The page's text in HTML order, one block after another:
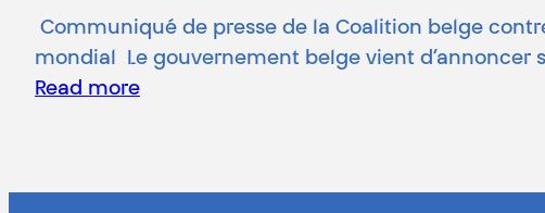
Communiqué de presse de la Coalition belge
mondial Le gouvernement belge vient d’annoncer
Read more